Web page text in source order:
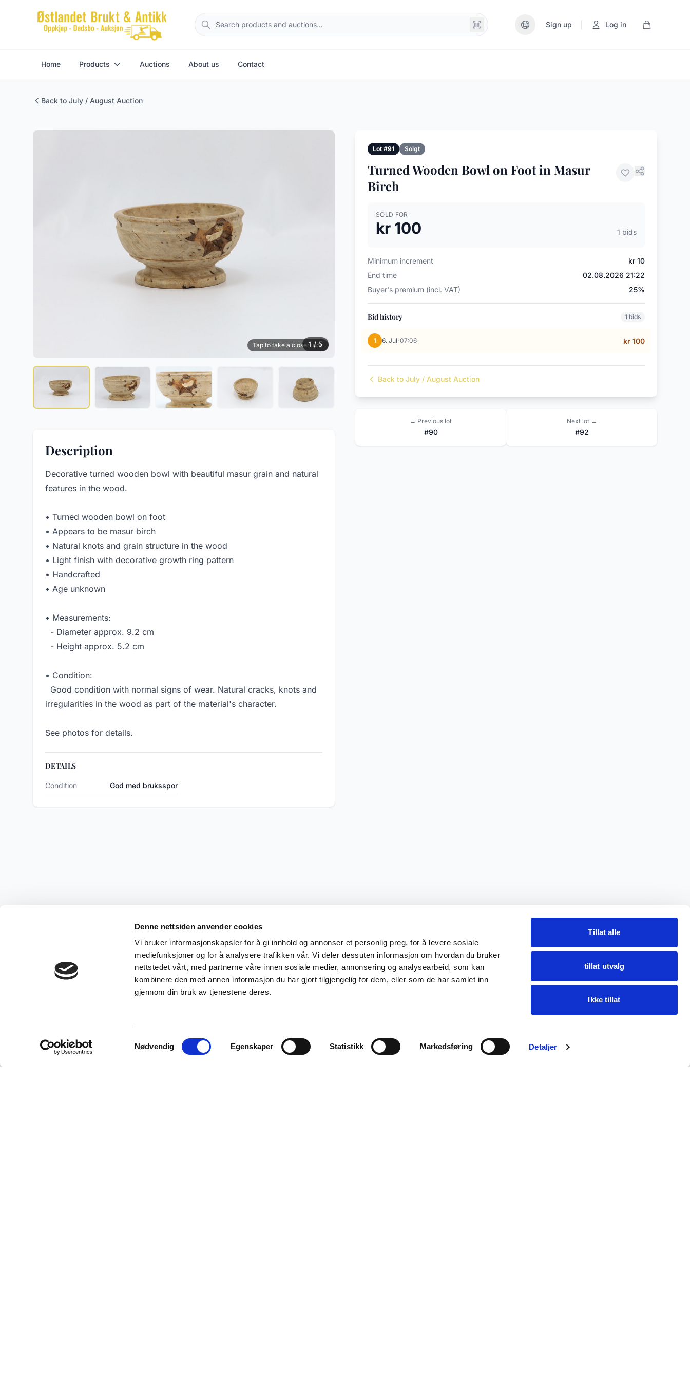
Denne nettsiden anvender cookies
Vi bruker informasjonskapsler for å gi innhold og annonser et personlig preg, for å levere sosiale
mediefunksjoner og for å analysere trafikken vår. Vi deler dessuten informasjon om hvordan du bruker
nettstedet vårt, med partnerne våre innen sosiale medier, annonsering og analysearbeid, som kan
kombinere den med annen informasjon du har gjort tilgjengelig for dem, eller som de har samlet inn
gjennom din bruk av tjenestene deres.
Samtykkevalg
Nødvendig Egenskaper Statistikk Markedsføring Detaljer
Tillat alle
tillat utvalg
Ikke tillat
Sign up Log in
Home Products Auctions About us Contact
Back to July / August Auction
Tap to take a closer look
1 / 5
Lot #91 Solgt
Turned Wooden Bowl on Foot in Masur
Birch
SOLD FOR
kr 100 1 bids
Minimum increment
kr 10
End time
02.08.2026 21:22
Buyer's premium (incl. VAT)
25%
Bid history 1 bids
1 6. Jul·07:06 kr 100
Back to July / August Auction
← Previous lot
#90
Next lot →
#92
Description
Decorative turned wooden bowl with beautiful masur grain and natural
features in the wood.
• Turned wooden bowl on foot
• Appears to be masur birch
• Natural knots and grain structure in the wood
• Light finish with decorative growth ring pattern
• Handcrafted
• Age unknown
• Measurements:
- Diameter approx. 9.2 cm
- Height approx. 5.2 cm
• Condition:
Good condition with normal signs of wear. Natural cracks, knots and
irregularities in the wood as part of the material's character.
See photos for details.
DETAILS
Condition God med bruksspor